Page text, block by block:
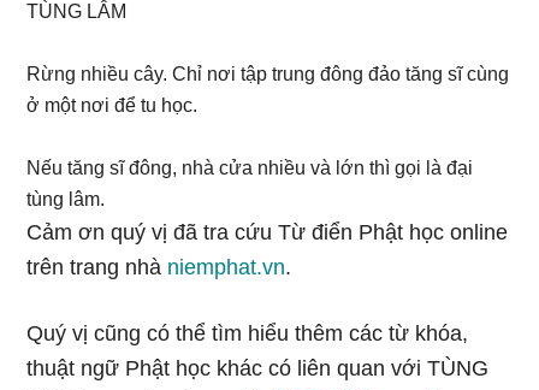
TÙNG LÂM
Rừng nhiều cây. Chỉ nơi tập trung đông đảo tăng sĩ cùng
ở một nơi để tu học.
Nếu tăng sĩ đông, nhà cửa nhiều và lớn thì gọi là đại
tùng lâm.
Cảm ơn quý vị đã tra cứu Từ điển Phật học online
trên trang nhà niemphat.vn.
Quý vị cũng có thể tìm hiểu thêm các từ khóa,
thuật ngữ Phật học khác có liên quan với TÙNG